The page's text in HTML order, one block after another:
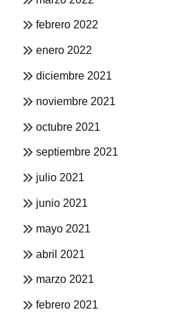
febrero 2022
enero 2022
diciembre 2021
noviembre 2021
octubre 2021
septiembre 2021
julio 2021
junio 2021
mayo 2021
abril 2021
marzo 2021
febrero 2021